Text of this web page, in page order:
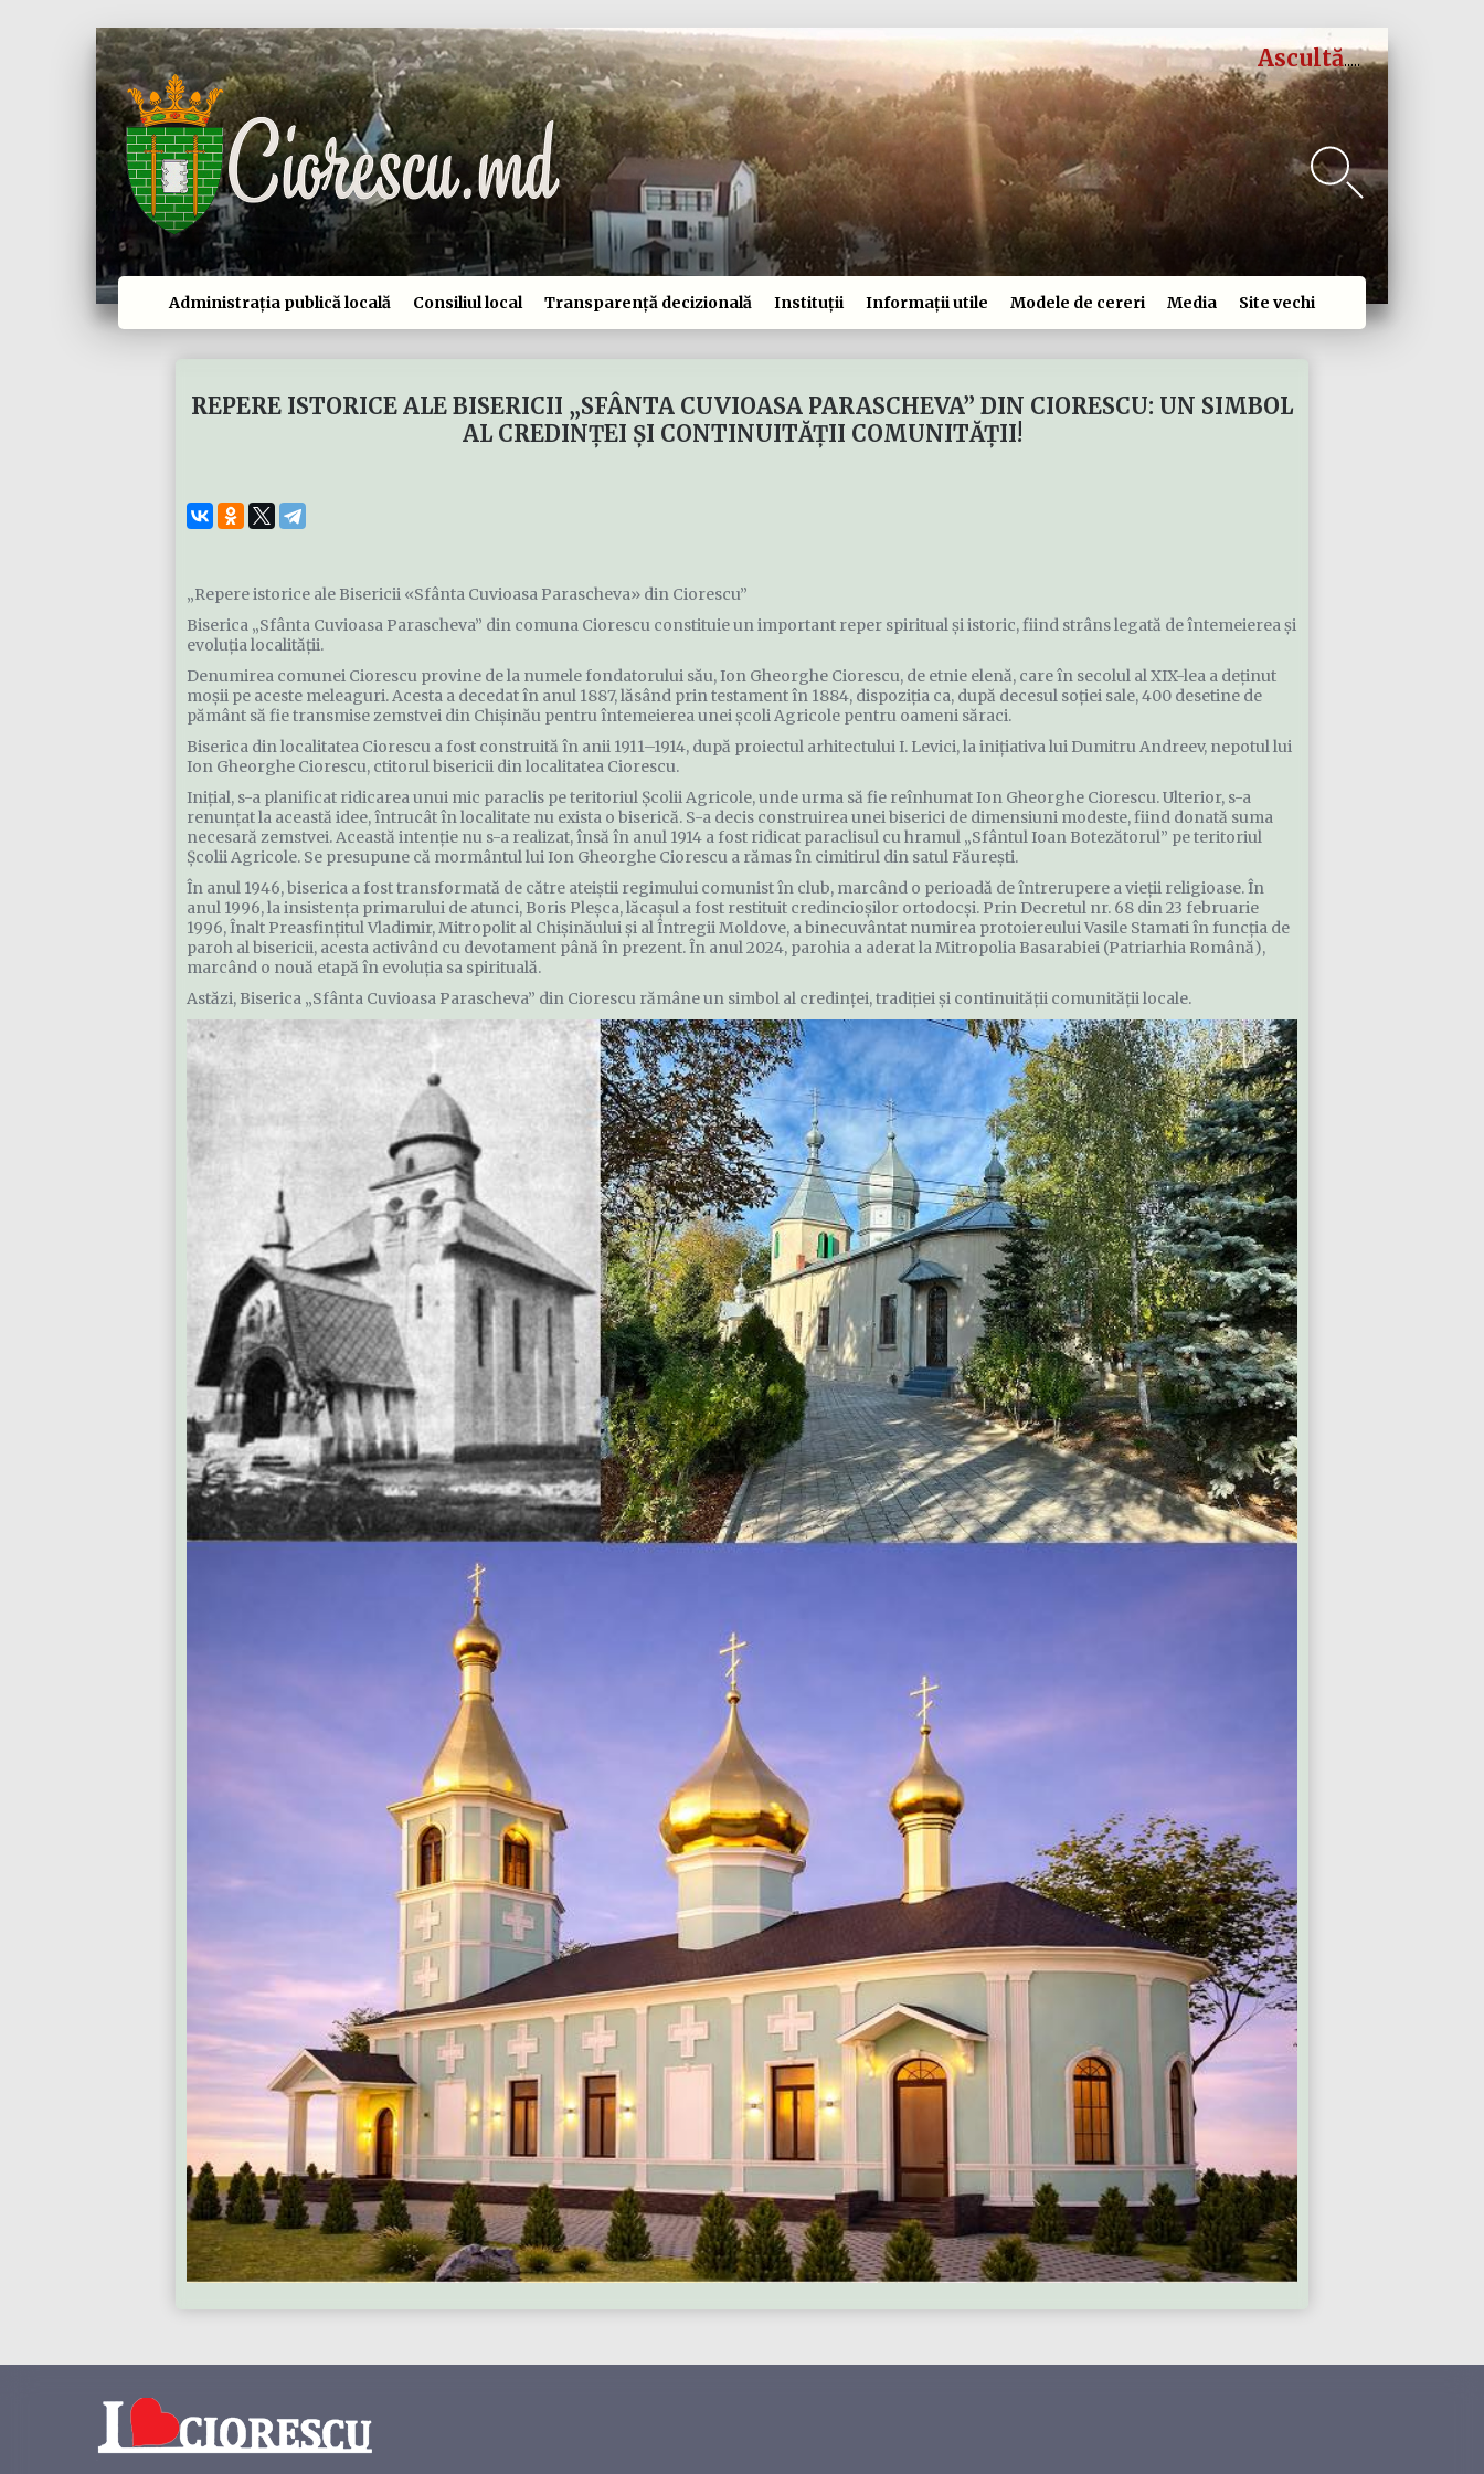
Ascultă
Administrația publică locală Consiliul local Transparență decizională Instituții Informații utile Modele de cereri Media Site vechi
REPERE ISTORICE ALE BISERICII „SFÂNTA CUVIOASA PARASCHEVA” DIN CIORESCU: UN SIMBOL
AL CREDINȚEI ȘI CONTINUITĂȚII COMUNITĂȚII!
„Repere istorice ale Bisericii «Sfânta Cuvioasa Parascheva» din Ciorescu”
Biserica „Sfânta Cuvioasa Parascheva” din comuna Ciorescu constituie un important reper spiritual și istoric, fiind strâns legată de întemeierea și
evoluția localității.
Denumirea comunei Ciorescu provine de la numele fondatorului său, Ion Gheorghe Ciorescu, de etnie elenă, care în secolul al XIX-lea a deținut
moșii pe aceste meleaguri. Acesta a decedat în anul 1887, lăsând prin testament în 1884, dispoziția ca, după decesul soției sale, 400 desetine de
pământ să fie transmise zemstvei din Chișinău pentru întemeierea unei școli Agricole pentru oameni săraci.
Biserica din localitatea Ciorescu a fost construită în anii 1911–1914, după proiectul arhitectului I. Levici, la inițiativa lui Dumitru Andreev, nepotul lui
Ion Gheorghe Ciorescu, ctitorul bisericii din localitatea Ciorescu.
Inițial, s-a planificat ridicarea unui mic paraclis pe teritoriul Școlii Agricole, unde urma să fie reînhumat Ion Gheorghe Ciorescu. Ulterior, s-a
renunțat la această idee, întrucât în localitate nu exista o biserică. S-a decis construirea unei biserici de dimensiuni modeste, fiind donată suma
necesară zemstvei. Această intenție nu s-a realizat, însă în anul 1914 a fost ridicat paraclisul cu hramul „Sfântul Ioan Botezătorul” pe teritoriul
Școlii Agricole. Se presupune că mormântul lui Ion Gheorghe Ciorescu a rămas în cimitirul din satul Făurești.
În anul 1946, biserica a fost transformată de către ateiștii regimului comunist în club, marcând o perioadă de întrerupere a vieții religioase. În
anul 1996, la insistența primarului de atunci, Boris Pleşca, lăcașul a fost restituit credincioșilor ortodocși. Prin Decretul nr. 68 din 23 februarie
1996, Înalt Preasfințitul Vladimir, Mitropolit al Chișinăului și al Întregii Moldove, a binecuvântat numirea protoiereului Vasile Stamati în funcția de
paroh al bisericii, acesta activând cu devotament până în prezent. În anul 2024, parohia a aderat la Mitropolia Basarabiei (Patriarhia Română),
marcând o nouă etapă în evoluția sa spirituală.
Astăzi, Biserica „Sfânta Cuvioasa Parascheva” din Ciorescu rămâne un simbol al credinței, tradiției și continuității comunității locale.